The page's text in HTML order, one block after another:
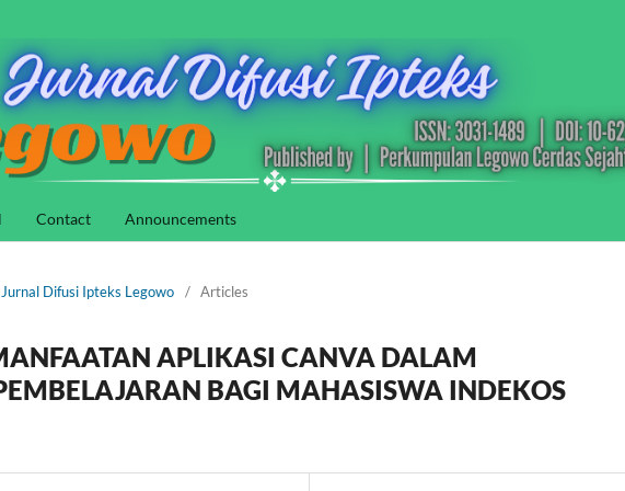
Contact Announcements
Difusi Ipteks Legowo / Articles
APLIKASI CANVA DALAM
BAGI MAHASISWA INDEKOS